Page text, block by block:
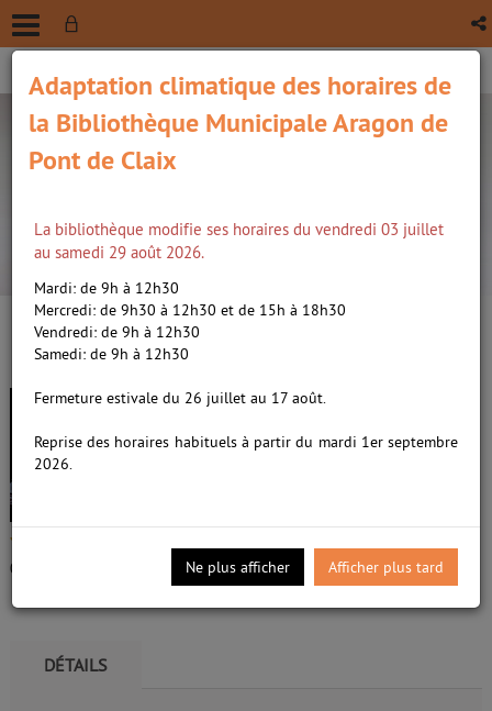
recherche avancée
/5
0
Première /Guillebon, Reginald
de. Directeur de publication
Edité parPremière Média. Paris
Voir les numéros
DÉTAILS
Adaptation climatique des horaires de
la Bibliothèque Municipale Aragon de
Pont de Claix
La bibliothèque modifie ses horaires du vendredi 03 juillet
au samedi 29 août 2026.
Mardi: de 9h à 12h30
Mercredi: de 9h30 à 12h30 et de 15h à 18h30
Vendredi: de 9h à 12h30
Samedi: de 9h à 12h30
Fermeture estivale du 26 juillet au 17 août.
Reprise des horaires habituels à partir du mardi 1er septembre
2026.
Ne plus afficher Afficher plus tard